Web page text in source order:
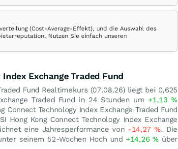
(Cost-Average-Effekt), und die Auswahl des
Nutzen Sie einfach unseren
Exchange Traded Fund
Fund Realtimekurs (07.08.26) liegt bei 0,625
Traded Fund in 24 Stunden um +1,13%
Connect Technology Index Exchange Traded Fund
Hong Kong Connect Technology Index Exchange
eine Jahresperformance von -14,27 %. Die
seinem 52-Wochen Hoch und +14,26% über